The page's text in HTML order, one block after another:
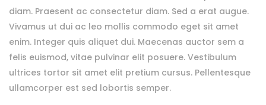
diam. Praesent ac consectetur diam. Sed a erat augue.
Vivamus ut dui ac leo mollis commodo eget sit amet
enim. Integer quis aliquet dui. Maecenas auctor sem a
felis euismod, vitae pulvinar elit posuere. Vestibulum
ultrices tortor sit amet elit pretium cursus. Pellentesque
ullamcorper est sed lobortis semper.